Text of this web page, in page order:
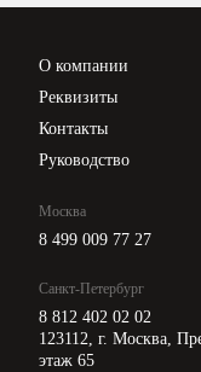
О компании
Реквизиты
Контакты
Руководство
Москва
8 499 009 77 27
Санкт-Петербург
8 812 402 02 02
123112, г. Москва,
этаж 65